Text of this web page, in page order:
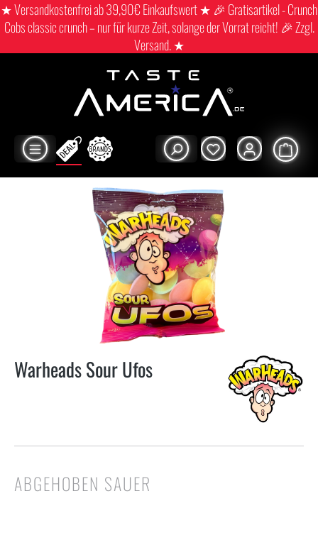
★ Versandkostenfrei ab 39,90€ Einkaufswert ★ 🎉 Gratisartikel - Crunch
Cobs classic crunch – nur für kurze Zeit, solange der Vorrat reicht! 🎉 Zzgl.
Versand. ★
Warheads Sour Ufos
ABGEHOBEN SAUER